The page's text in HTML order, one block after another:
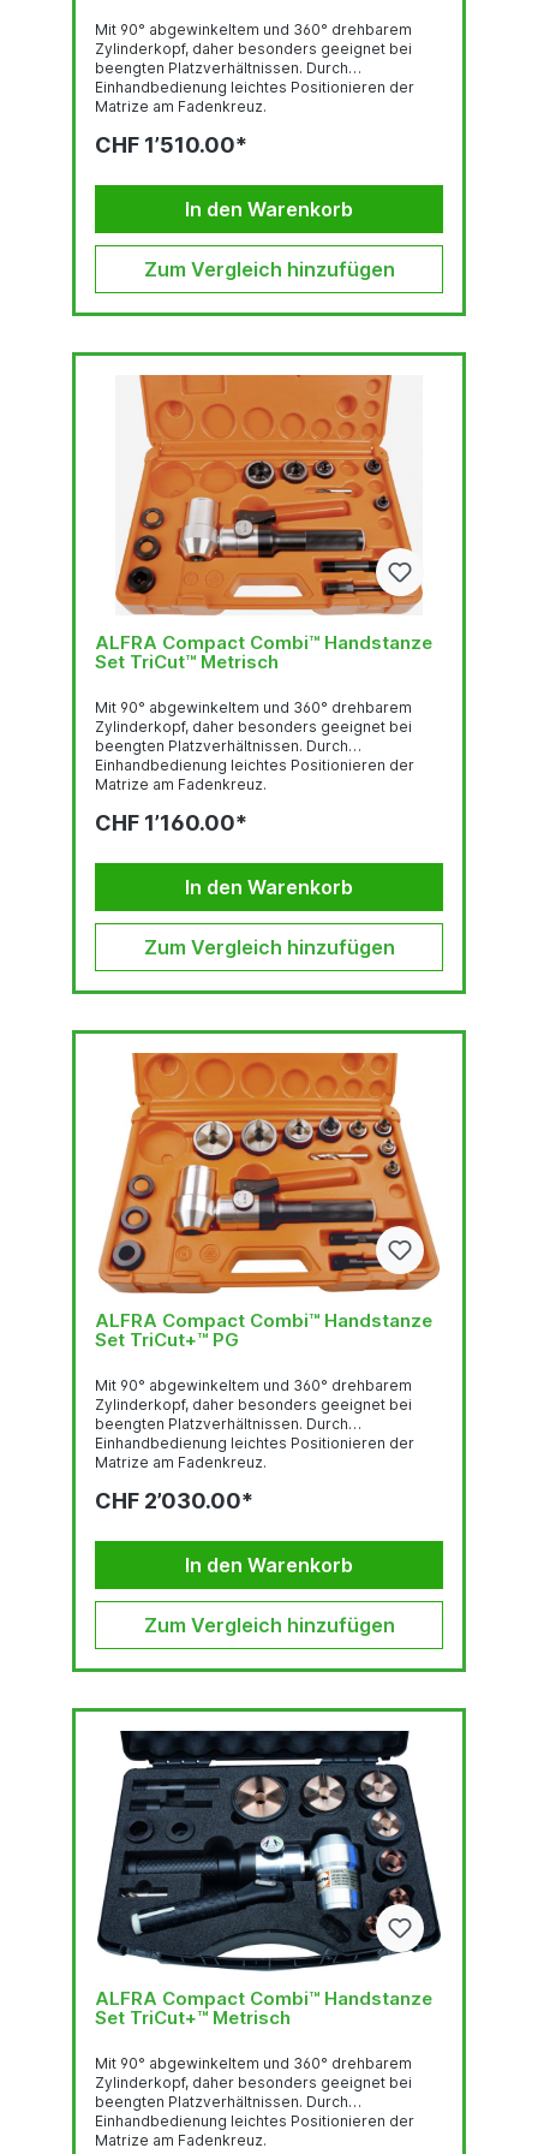
Mit 90° abgewinkeltem und 360° drehbarem
Zylinderkopf, daher besonders geeignet bei
beengten Platzverhältnissen. Durch
Einhandbedienung leichtes Positionieren der
Matrize am Fadenkreuz.
Stahlblech (S235), 2.0 mm Edelstahl (F = 600
Stahlblech (S235), 1.5 mm Edelstahl (F = 600
N/mm2)Quadratlocher bis 68 x 68 mm 3.0 mm
Stahlblech (S235), 2.0 mm Edelstahl (F = 600
Stahlblech...
CHF 1’510.00*
In den Warenkorb
Zum Vergleich hinzufügen
ALFRA Compact Combi™ Handstanze
Set TriCut™ Metrisch
Mit 90° abgewinkeltem und 360° drehbarem
Zylinderkopf, daher besonders geeignet bei
beengten Platzverhältnissen. Durch
Einhandbedienung leichtes Positionieren der
Matrize am Fadenkreuz.
Stahlblech (S235), 2.0 mm Edelstahl (F = 600
Stahlblech (S235), 1.5 mm Edelstahl (F = 600
N/mm2)Quadratlocher bis 68 x 68 mm 3.0 mm
Stahlblech (S235), 2.0 mm Edelstahl (F = 600
Stahlblech...
CHF 1’160.00*
In den Warenkorb
Zum Vergleich hinzufügen
ALFRA Compact Combi™ Handstanze
Set TriCut+™ PG
Mit 90° abgewinkeltem und 360° drehbarem
Zylinderkopf, daher besonders geeignet bei
beengten Platzverhältnissen. Durch
Einhandbedienung leichtes Positionieren der
Matrize am Fadenkreuz.
Stahlblech (S235), 2.0 mm Edelstahl (F = 600
Stahlblech (S235), 1.5 mm Edelstahl (F = 600
N/mm2)Quadratlocher bis 68 x 68 mm 3.0 mm
Stahlblech (S235), 2.0 mm Edelstahl (F = 600
Stahlblech...
CHF 2’030.00*
In den Warenkorb
Zum Vergleich hinzufügen
ALFRA Compact Combi™ Handstanze
Set TriCut+™ Metrisch
Mit 90° abgewinkeltem und 360° drehbarem
Zylinderkopf, daher besonders geeignet bei
beengten Platzverhältnissen. Durch
Einhandbedienung leichtes Positionieren der
Matrize am Fadenkreuz.